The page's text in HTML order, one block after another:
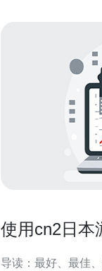
使用cn2日本
导读：最好、最佳